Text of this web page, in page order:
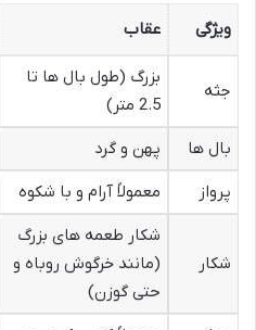
ویژگی عقاب
جثه
بزرگ (طول بال ها تا
2.5 متر)
بال ها
پهن و گرد
پرواز
معمولاً آرام و با شکوه
شکار
شکار طعمه های بزرگ
(مانند خرگوش روباه و
حتی گوزن)